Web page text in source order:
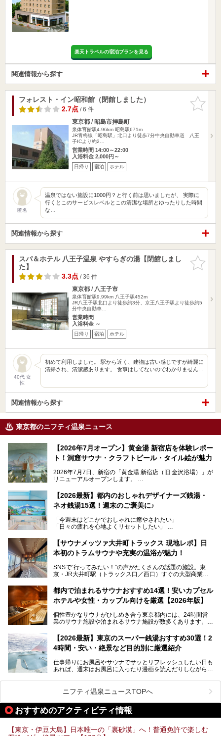
楽天トラベルの宿泊プランを見る
関連情報から探す
お気に入
りに追加
フォレスト・イン昭和館（閉館しました）
2.7点/ 6 件
東京都 / 昭島市拝島町
泉体育館駅4.96km 昭島駅671m
JR青梅線「昭島駅」北口より徒歩7分中央自動車道 八王
子ICより約2…
営業時間 14:00～22:00
入浴料金 2,000円～
日帰り 宿泊 ホテル
匿名
温泉ではない施設に1000円？と行く前は思いましたが、 実際に
行くとこのサービスレベルとこの清潔な場所とゆったりした時間
な…
関連情報から探す
お気に入
りに追加
スパ＆ホテル 八王子温泉 やすらぎの湯【閉館しまし
た】
3.3点/ 36 件
東京都 / 八王子市
泉体育館駅9.99km 八王子駅452m
JR八王子駅北口より徒歩約3分、京王八王子駅より徒歩約5
分中央自動車…
営業時間
入浴料金 ～
日帰り 宿泊 ホテル
40代 女
性
初めて利用しました。 駅から近く、建物は古い感じですが綺麗に
清掃され、清潔感あります。 食事はしてないのでわかりません…
関連情報から探す
東京都のニフティ温泉ニュース
【2026年7月オープン】黄金湯 新宿店を体験レポー
ト！洞窟サウナ・クラフトビール・タイル絵が魅力
2026年7月7日、新宿の「黄金湯 新宿店（旧 金沢浴場）」が
リニューアルオープンします。
レトロでノスタルジックなタイル絵はそのまま、昔からここ
を知る地元の人にも、新しく足を運んでくれる人にも愛され
る、今の時代の"銭湯"として生まれ変わりました。洞窟のよ
ビアバーなど、新しく登場したスポットも併せて紹介しま
す。充実した設備があるのに、基本の入浴料が銭湯価格の5
【2026最新】都内のおしゃれデザイナーズ銭湯・
ネオ銭湯15選！週末のご褒美に♪
「今週末はどこかでおしゃれに癒やされたい」
「日々の疲れを心地よくリセットしたい」
となっている新しいスタイルの銭湯です。
最近、SNSやメディアで「デザイナーズ銭湯」や「ネオ銭
本記事では、そもそもこれらがどんな銭湯なのか、その気に
いおしゃれな名店15選を、おすすめの順番で一挙にご紹介
します。
【サウナメッツァ大井町トラックス 現地レポ】日
本初のトラムサウナや充実の温浴が魅力！
SNSで“行ってみたい！”の声がたくさんの話題の施設。東
京・JR大井町駅（トラックス口／西口）すぐの大型商業施
ツァ大井町トラックス」がニューオープン。施設の様子をレ
ポ―トします。
都内で泊まれるサウナおすすめ14選！安いカプセル
ホテルや女性・カップル向けを厳選【2026年版】
個性豊かなサウナがひしめき合う東京都内には、24時間営
業のサウナ施設や泊まれるサウナ施設が数多くあります。
を旅の目的とする「サ旅」や自分へのご褒美のための宿泊な
ど、自分の好きなタイミングで好きなだけサ活ができるのが
魅力です。
最近では、男性専用施設だけでなく、カップルや女性に嬉し
い個室サウナも増えてきました。
ら、特におすすめしたい施設14選をご紹介します。
してみてください。
【2026最新】東京のスーパー銭湯おすすめ30選！2
4時間・安い・絶景など目的別に厳選紹介
仕事帰りにお風呂やサウナでサッとリフレッシュしたい日も
あれば、週末はお風呂に入ったり漫画を読んだりしながら一
また、終電を逃してしまい、「このまま朝までゆっくりでき
る場所があれば」と探した経験がある人も多いのではないで
しょうか。
そこで本記事では、東京でおすすめのスーパー銭湯を、目的
24時間営業で宿泊できる施設や、1,000円以下で楽しめる安
ニフティ温泉ニュースTOPへ
おすすめのアクティビティ情報
【東京・伊豆大島】日本唯一の「裏砂漠」へ！普通免許で楽しむ